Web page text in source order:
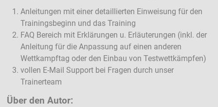
Anleitungen mit einer detaillierten Einweisung für den
Trainingsbeginn und das Training
FAQ Bereich mit Erklärungen u. Erläuterungen (inkl. der
Anleitung für die Anpassung auf einen anderen
Wettkampftag oder den Einbau von Testwettkämpfen)
vollen E-Mail Support bei Fragen durch unser
Trainerteam
Über den Autor: